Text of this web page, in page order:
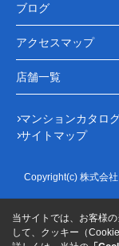
ブログ
アクセスマップ
店舗一覧
マンションカタロ
サイトマップ
Copyright(c) 株式会
当サイトでは、お客様
して、クッキー（